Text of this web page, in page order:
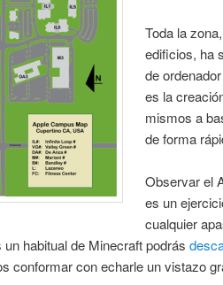
Toda la
edificios, ha
de
es la
mismos a
de forma
Observar el
es un
cualquier
un habitual de Minecraft podrás
conformar con echarle un vistazo